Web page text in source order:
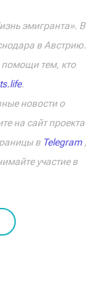
эмигранта». В
в Австрию.
тем, кто
.
новости о
на сайт проекта
в Telegram,
участие в